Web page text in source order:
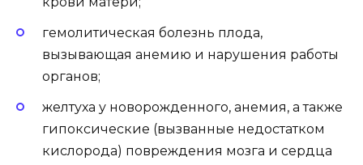
гемолитическая болезнь плода,
вызывающая анемию и нарушения работы
органов;
желтуха у новорожденного, анемия, а также
гипоксические (вызванные недостатком
кислорода) повреждения мозга и сердца